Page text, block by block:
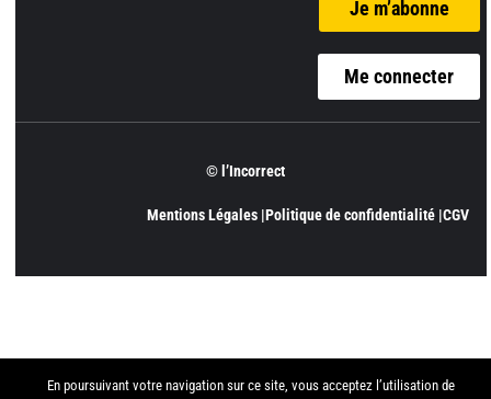
Je m’abonne
Me connecter
© l’Incorrect
Mentions Légales |Politique de confidentialité |CGV
En poursuivant votre navigation sur ce site, vous acceptez l’utilisation de